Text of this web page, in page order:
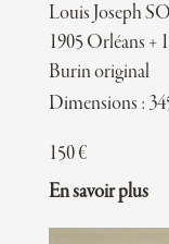
Louis Joseph
1905 Orléans +
Burin original
Dimensions :
150€
En savoir plus